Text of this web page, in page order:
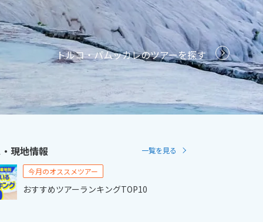
トルコ・パムッカレのツアーを探す
現地情報 一覧を見る
今月のオススメツアー
おすすめツアーランキングTOP10
金
土
6
7
20
21
27
月 水 木 金
土
1
2 3 4 5
6
7
8 9 10 11 12
13
14
15 16 19
20
21
22 25
27
28